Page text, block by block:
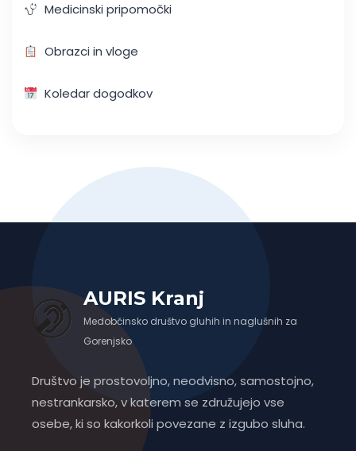
Medicinski pripomočki
Obrazci in vloge
Koledar dogodkov
AURIS Kranj
Medobčinsko društvo gluhih in naglušnih za
Gorenjsko
Društvo je prostovoljno, neodvisno, samostojno,
nestrankarsko, v katerem se združujejo vse
osebe, ki so kakorkoli povezane z izgubo sluha.